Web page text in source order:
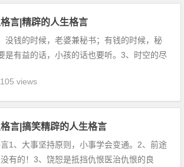
言|精辟的人生格言
没钱的时候，老婆兼秘书；有钱的时候，秘
是有益的话，小孩的话也要听。3、时空的尽
5、一切的成就，一切的财富，都始于一个
一闪动，无数的恶魔是开始舔牙微笑了。7、
105 views
言|搞笑精辟的人生格言
1、大事坚持原则，小事学会变通。2、前途
有的！3、饶恕是抵挡仇恨医治仇恨的良